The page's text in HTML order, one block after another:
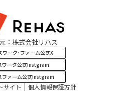
：株式会社リハス
ワーク･ファーム公式X
ワーク公式Instgram
ファーム公式Instgram
サイト
個人情報保護方針